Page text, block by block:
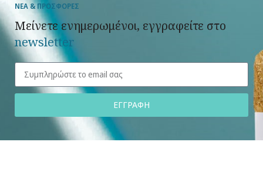
ΝΕΑ & ΠΡΟΣΦΟΡΕΣ
Μείνετε ενημερωμένοι, εγγραφείτε στο
newsletter
ΕΓΓΡΑΦΗ